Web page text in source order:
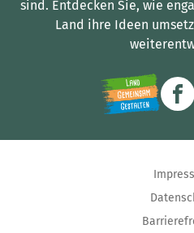
sind. Entdecken Sie, wie
Land ihre Ideen